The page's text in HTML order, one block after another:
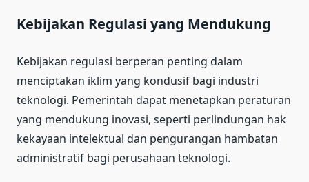
Kebijakan Regulasi yang Mendukung
Kebijakan regulasi berperan penting dalam
menciptakan iklim yang kondusif bagi industri
teknologi. Pemerintah dapat menetapkan peraturan
yang mendukung inovasi, seperti perlindungan hak
kekayaan intelektual dan pengurangan hambatan
administratif bagi perusahaan teknologi.